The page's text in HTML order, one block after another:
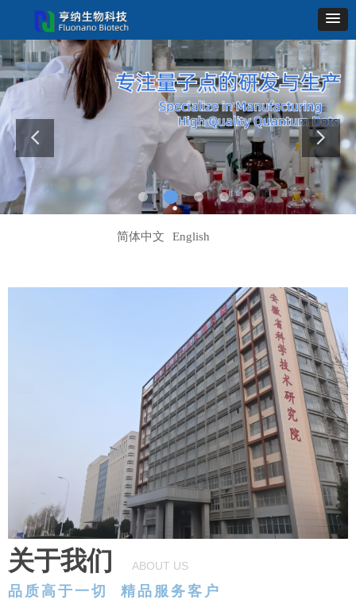
关于我们 ABOUT US
品质高于一切 精品服务客户
简体中文 English